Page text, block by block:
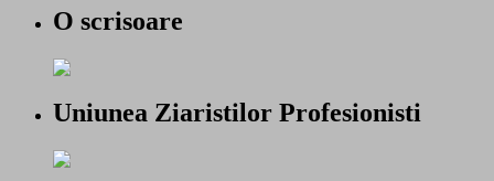
O scrisoare
Uniunea Ziaristilor Profesionisti